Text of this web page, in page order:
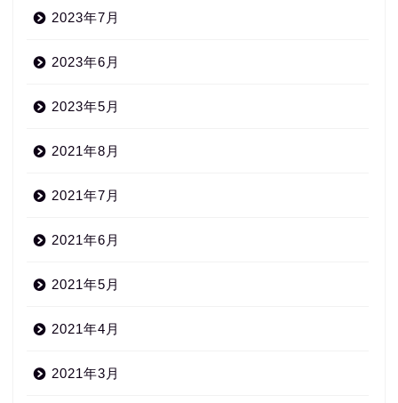
2023年7月
2023年6月
2023年5月
2021年8月
2021年7月
2021年6月
2021年5月
2021年4月
2021年3月